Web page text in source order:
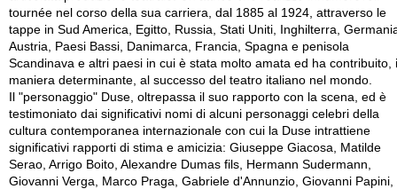
tournée nel corso della sua carriera, dal 1885 al 1924, attraverso le
tappe in Sud America, Egitto, Russia, Stati Uniti, Inghilterra,
Austria, Paesi Bassi, Danimarca, Francia, Spagna e penisola
Scandinava e altri paesi in cui è stata molto amata ed ha contribuito,
maniera determinante, al successo del teatro italiano nel mondo.
Il "personaggio" Duse, oltrepassa il suo rapporto con la scena, ed è
testimoniato dai significativi nomi di alcuni personaggi celebri della
cultura contemporanea internazionale con cui la Duse intrattiene
significativi rapporti di stima e amicizia: Giuseppe Giacosa, Matilde
Serao, Arrigo Boito, Alexandre Dumas fils, Hermann Sudermann,
Giovanni Verga, Marco Praga, Gabriele d'Annunzio, Giovanni Papini,